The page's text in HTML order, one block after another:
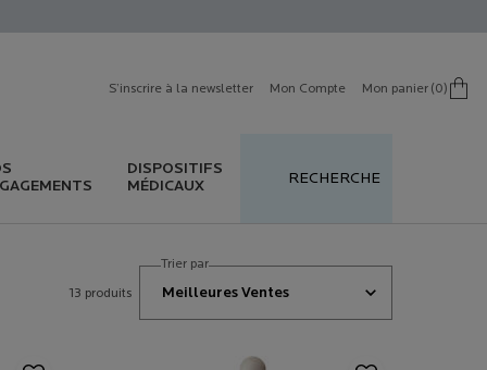
S’inscrire à la newsletter Mon Compte Mon panier 0
0 produit in cart
DISPOSITIFS
MÉDICAUX
RECHERCHE
13 produits
Trier par